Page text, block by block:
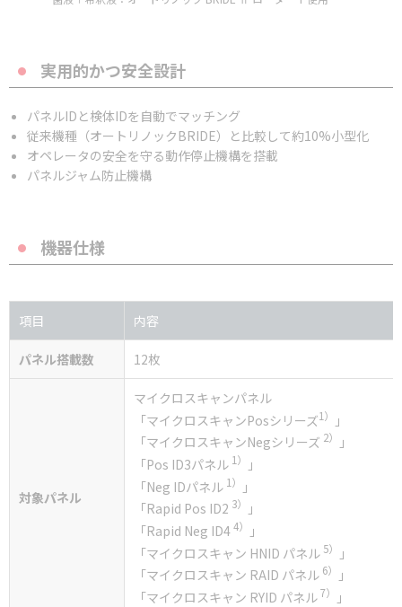
実用的かつ安全設計
パネルIDと検体IDを自動でマッチング
従来機種（オートリノックBRIDE）と比較して約10%小型化
オペレータの安全を守る動作停止機構を搭載
パネルジャム防止機構
機器仕様
項目 内容
パネル搭載数 12枚
対象パネル
マイクロスキャンパネル
「マイクロスキャンPosシリーズ1）
」
「マイクロスキャンNegシリーズ 2）
」
「Pos ID3パネル 1）
」
「Neg IDパネル 1）
」
「Rapid Pos ID2 3）
」
「Rapid Neg ID44）
」
「マイクロスキャン HNID パネル 5）
」
「マイクロスキャン RAID パネル 6）
」
「マイクロスキャン RYID パネル7） 」